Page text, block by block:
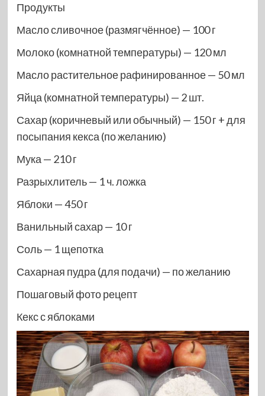
Продукты
Масло сливочное (размягчённое) — 100 г
Молоко (комнатной температуры) — 120 мл
Масло растительное рафинированное — 50 мл
Яйца (комнатной температуры) — 2 шт.
Сахар (коричневый или обычный) — 150 г + для
посыпания кекса (по желанию)
Мука — 210 г
Разрыхлитель — 1 ч. ложка
Яблоки — 450 г
Ванильный сахар — 10 г
Соль — 1 щепотка
Сахарная пудра (для подачи) — по желанию
Пошаговый фото рецепт
Кекс с яблоками